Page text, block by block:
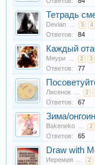
Тетрадь
Devian ... 3 4
Ответов: 84
Каждый
Мяури ... 2 3
Ответов: 77
Лисенок ... 2
Ответов: 67
Зима/
Bakeneko ... 2
Ответов: 65
Draw with
Иеремия ... 2